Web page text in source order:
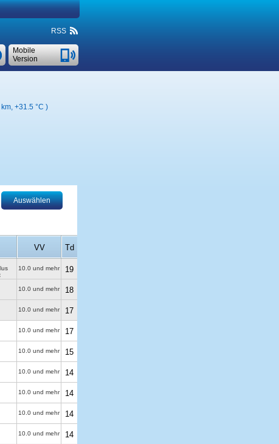
RSS
Mobile
Version
+31.5 °C )
Auswählen
VV Td
10.0 und mehr 19
10.0 und mehr 18
10.0 und mehr 17
10.0 und mehr 17
10.0 und mehr 15
10.0 und mehr 14
10.0 und mehr 14
10.0 und mehr 14
10.0 und mehr 14